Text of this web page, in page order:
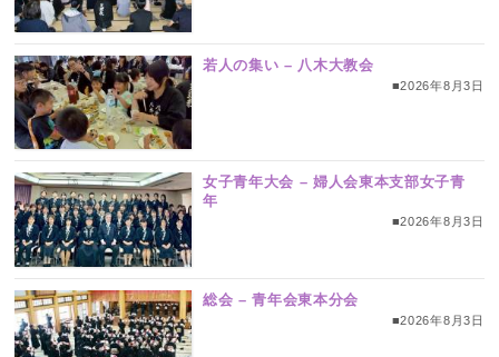
若人の集い – 八木大教会
■2026年8月3日
女子青年大会 – 婦人会東本支部女子青
年
■2026年8月3日
総会 – 青年会東本分会
■2026年8月3日